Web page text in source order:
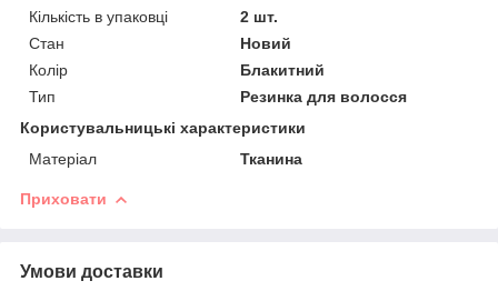
Кількість в упаковці
2 шт.
Стан
Новий
Колір
Блакитний
Тип
Резинка для волосся
Користувальницькі характеристики
Матеріал
Тканина
Приховати
Умови доставки